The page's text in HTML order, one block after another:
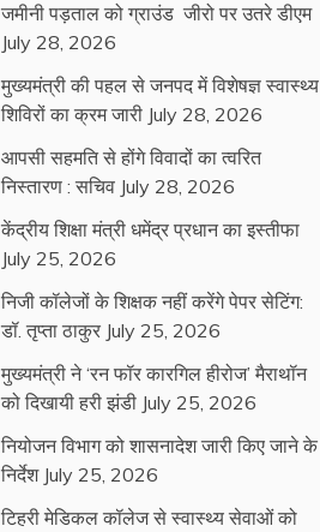
जमीनी पड़ताल को ग्राउंड जीरो पर उतरे डीएम
July 28, 2026
मुख्यमंत्री की पहल से जनपद में विशेषज्ञ स्वास्थ्य
शिविरों का क्रम जारी July 28, 2026
आपसी सहमति से होंगे विवादों का त्वरित
निस्तारण : सचिव July 28, 2026
केंद्रीय शिक्षा मंत्री धमेंद्र प्रधान का इस्तीफा
July 25, 2026
निजी कॉलेजों के शिक्षक नहीं करेंगे पेपर सेटिंग:
डॉ. तृप्ता ठाकुर July 25, 2026
मुख्यमंत्री ने ‘रन फॉर कारगिल हीरोज’ मैराथॉन
को दिखायी हरी झंडी July 25, 2026
नियोजन विभाग को शासनादेश जारी किए जाने के
निर्देश July 25, 2026
टिहरी मेडिकल कॉलेज से स्वास्थ्य सेवाओं को